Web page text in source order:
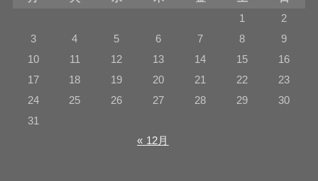
1
2
3
4 5 6 7 8
9
10
11 12 13 14 15
16
17
18 19 20 21 22
23
24
25 26 27 28 29
30
31
« 12月